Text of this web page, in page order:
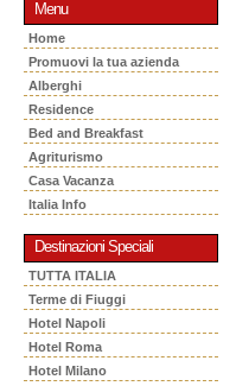
Menu
Home
Promuovi la tua azienda
Alberghi
Residence
Bed and Breakfast
Agriturismo
Casa Vacanza
Italia Info
Destinazioni Speciali
TUTTA ITALIA
Terme di Fiuggi
Hotel Napoli
Hotel Roma
Hotel Milano